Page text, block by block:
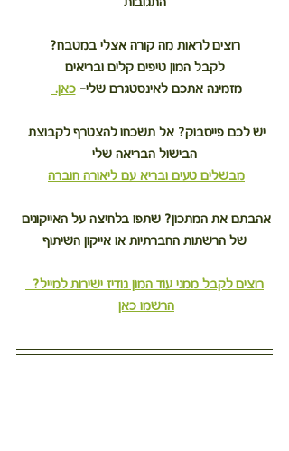
רוצים לראות מה קורה אצלי במטבח?
לקבל המון טיפים קלים ובריאים
מזמינה אתכם לאינסטגרם שלי– כאן.
יש לכם פייסבוק? אל תשכחו להצטרף לקבוצת
הבישול הבריאה שלי
מבשלים טעים ובריא עם ליאורה חוברה
אהבתם את המתכון? שתפו בלחיצה על האייקונים
של הרשתות החברתיות או אייקון השיתוף
רוצים לקבל ממני עוד המון גודיז ישירות למייל?
הרשמו כאן